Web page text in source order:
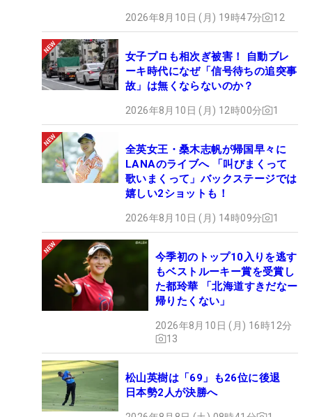
2026年8月10日 (月) 19時47分 12
女子プロも相次ぎ被害！ 自動ブレ
ーキ時代になぜ「信号待ちの追突事
故」は無くならないのか？
2026年8月10日 (月) 12時00分 1
全英女王・桑木志帆が帰国早々に
LANAのライブへ 「叫びまくって
歌いまくって」バックステージでは
嬉しい2ショットも！
2026年8月10日 (月) 14時09分 1
今季初のトップ10入りを逃す
もベストルーキー賞を受賞し
た都玲華 「北海道すきだなー
帰りたくない」
2026年8月10日 (月) 16時12分
13
松山英樹は「69」も26位に後退
日本勢2人が決勝へ